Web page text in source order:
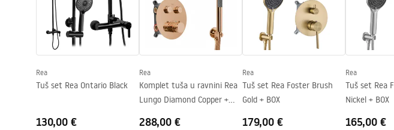
Visina (mm)
Smjer kabine
Univerzalan
Jamstvo
Premaz Easy Clean
Da, na jednoj strani stakla.
rapid swing z scianka
przyscienna.pdf
Rea
Tuš set Rea Ontario Black
130,00 €
Rea
Komplet tuša u ravnini Rea
Lungo Diamond Copper +
288,00 €
Rea
Tuš set Rea Foster Brush
Gold + BOX
179,00 €
Rea
Tuš set Rea
Nickel + BOX
165,00 €